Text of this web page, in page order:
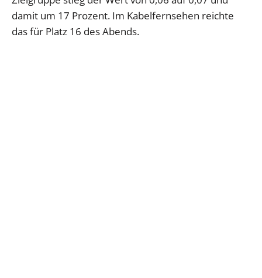
damit um 17 Prozent. Im Kabelfernsehen reichte
das für Platz 16 des Abends.